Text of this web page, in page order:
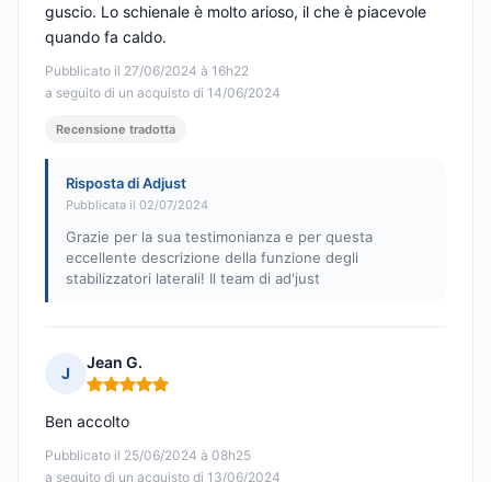
Pubblicato il 27/06/2024 à 16h22
a seguito di un acquisto di 14/06/2024
guscio. Lo schienale è molto arioso, il che è piacevole
quando fa caldo.
Recensione tradotta
Risposta di Adjust
Pubblicata il 02/07/2024
Grazie per la sua testimonianza e per questa
eccellente descrizione della funzione degli
stabilizzatori laterali! Il team di ad'just
J
Jean G.
Nota: 5 su 5
Pubblicato il 25/06/2024 à 08h25
a seguito di un acquisto di 13/06/2024
Ben accolto